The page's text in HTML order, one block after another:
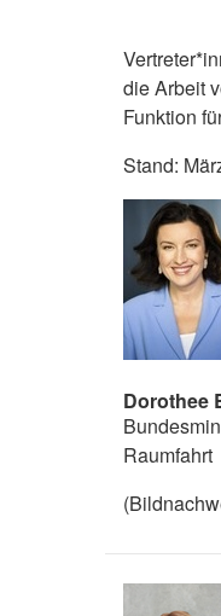
die Arbeit
Funktion
Stand:
Dorothee
Raumfahrt